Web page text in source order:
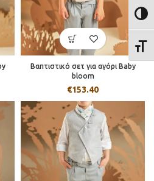
Βαπτιστικό σετ για αγόρι Baby
bloom
€153.40